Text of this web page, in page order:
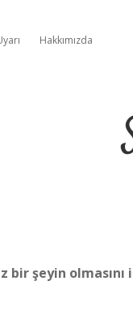
Hakkımızda
şeyin olmasını